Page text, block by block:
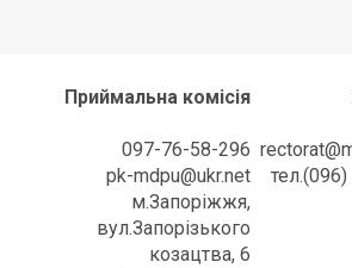
Приймальна комісія
097-76-58-296
pk-mdpu@ukr.net
м.Запоріжжя,
вул.Запорізького
козацтва, 6